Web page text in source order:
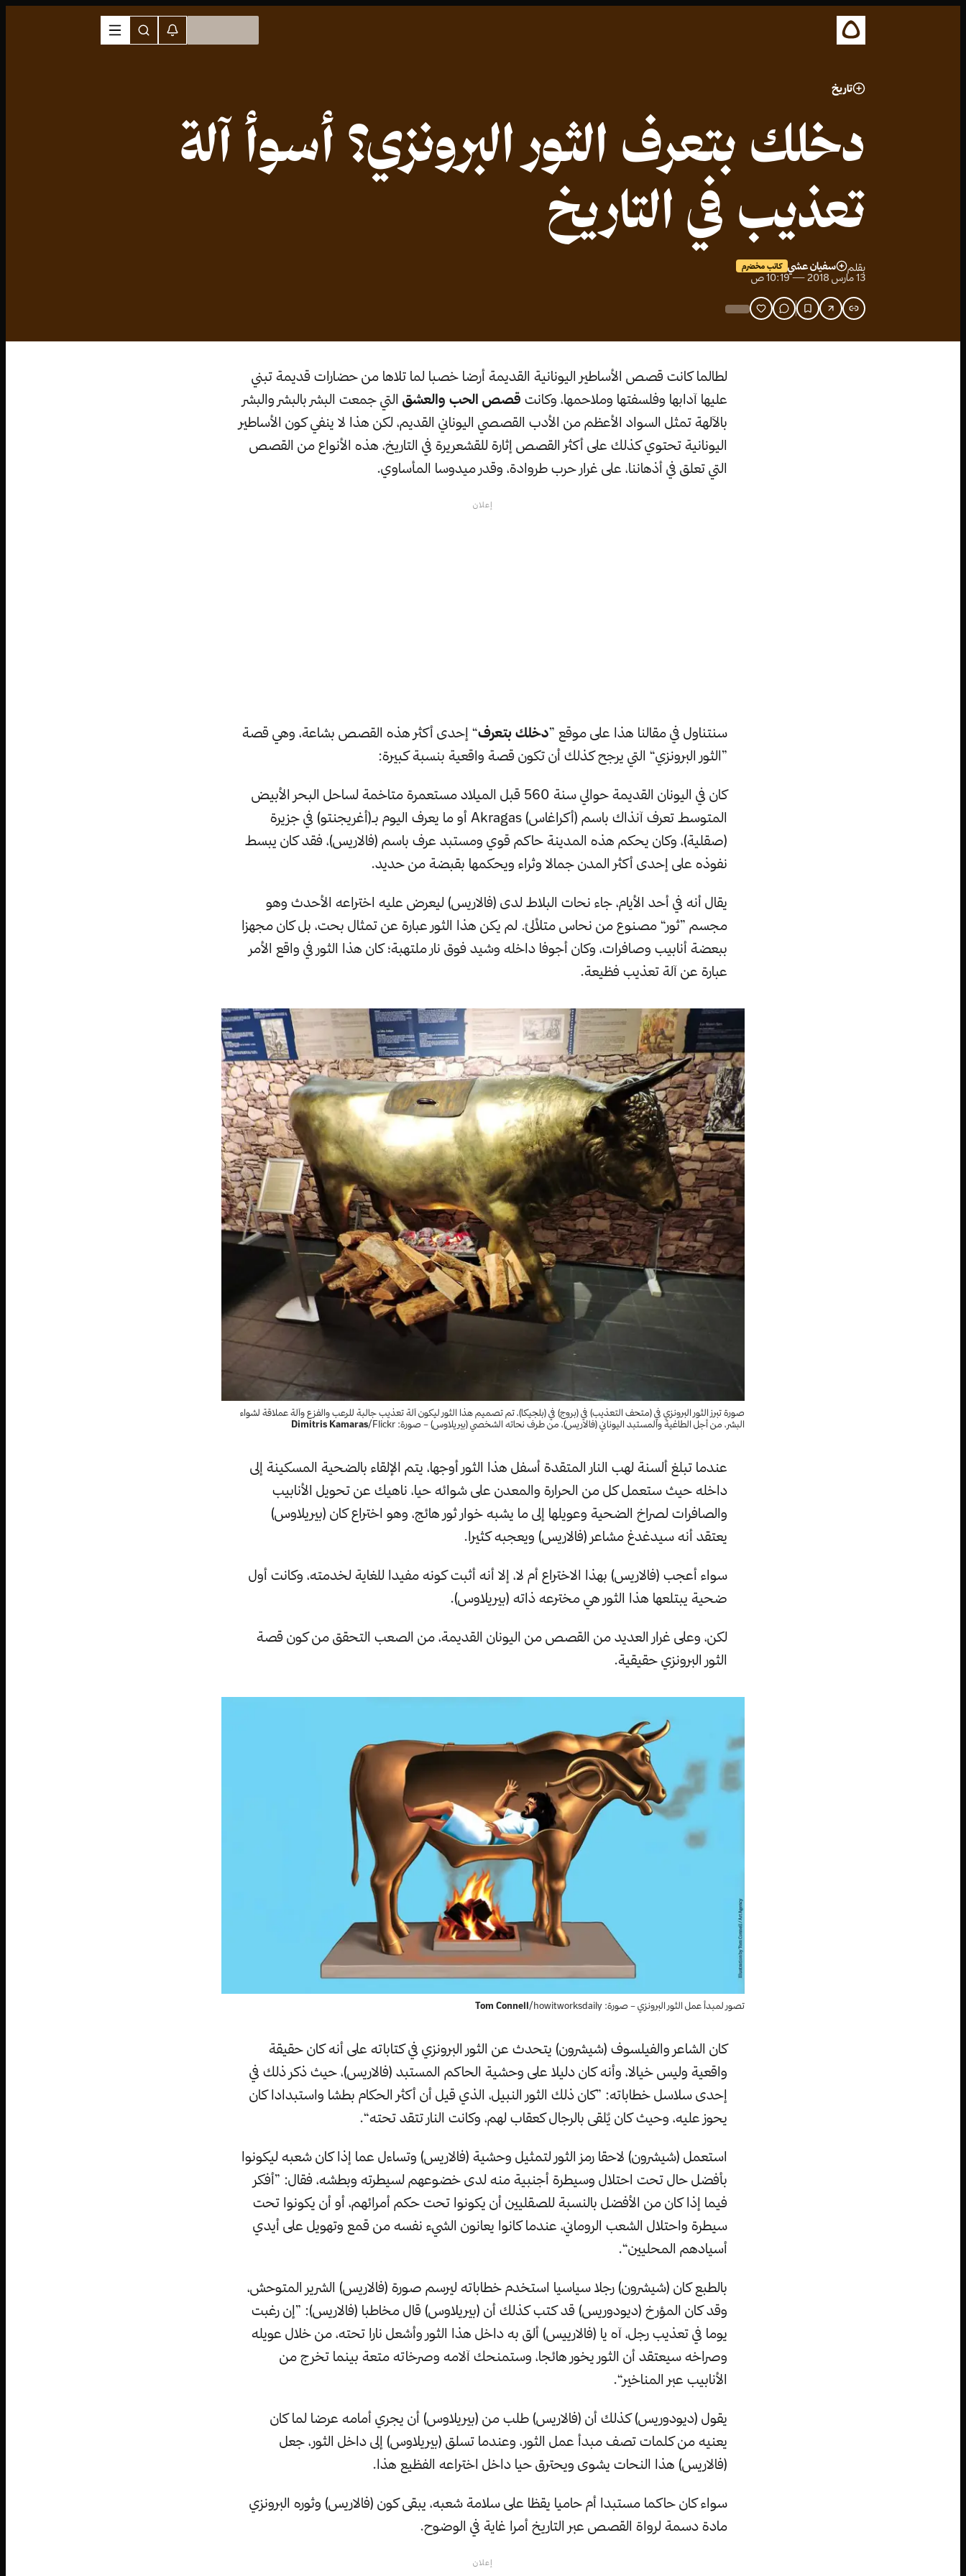
تاريخ
دخلك بتعرف الثور البرونزي؟ أسوأ آلة
تعذيب في التاريخ
بقلم سفيان عشي كاتب مخضرم
13 مارس 2018 — 10:19 ص
لطالما كانت قصص الأساطير اليونانية القديمة أرضا خصبا لما تلاها من حضارات قديمة تبني
عليها آدابها وفلسفتها وملاحمها، وكانت قصص الحب والعشق التي جمعت البشر بالبشر والبشر
بالآلهة تمثل السواد الأعظم من الأدب القصصي اليوناني القديم، لكن هذا لا ينفي كون الأساطير
اليونانية تحتوي كذلك على أكثر القصص إثارة للقشعريرة في التاريخ، هذه الأنواع من القصص
التي تعلق في أذهاننا، على غرار حرب طروادة، وقدر ميدوسا المأساوي.
إعلان
سنتناول في مقالنا هذا على موقع ”دخلك بتعرف“ إحدى أكثر هذه القصص بشاعة، وهي قصة
”الثور البرونزي“ التي يرجح كذلك أن تكون قصة واقعية بنسبة كبيرة:
كان في اليونان القديمة حوالي سنة 560 قبل الميلاد مستعمرة متاخمة لساحل البحر الأبيض
المتوسط تعرف آنذاك باسم (أكراغاس) Akragas أو ما يعرف اليوم بـ(أغريجنتو) في جزيرة
(صقلية)، وكان يحكم هذه المدينة حاكم قوي ومستبد عرف باسم (فالاريس)، فقد كان يبسط
نفوذه على إحدى أكثر المدن جمالا وثراء ويحكمها بقبضة من حديد.
يقال أنه في أحد الأيام، جاء نحات البلاط لدى (فالاريس) ليعرض عليه اختراعه الأحدث وهو
مجسم ”ثور“ مصنوع من نحاس متلألئ. لم يكن هذا الثور عبارة عن تمثال بحت، بل كان مجهزا
ببعضة أنابيب وصافرات، وكان أجوفا داخله وشيد فوق نار ملتهبة؛ كان هذا الثور في واقع الأمر
عبارة عن آلة تعذيب فظيعة.
صورة تبرز الثور البرونزي في (متحف التعذيب) في (بروج) في (بلجيكا)، تم تصميم هذا الثور ليكون آلة تعذيب جالبة للرعب والفزع وآلة عملاقة لشواء
البشر، من أجل الطاغية والمستبد اليوناني (فالاريس)، من طرف نحاته الشخصي (بيريلاوس) – صورة:
Dimitris Kamaras/Flickr
عندما تبلغ ألسنة لهب النار المتقدة أسفل هذا الثور أوجها، يتم الإلقاء بالضحية المسكينة إلى
داخله حيث ستعمل كل من الحرارة والمعدن على شوائه حيا، ناهيك عن تحويل الأنابيب
والصافرات لصراخ الضحية وعويلها إلى ما يشبه خوار ثور هائج، وهو اختراع كان (بيريلاوس)
يعتقد أنه سيدغدغ مشاعر (فالاريس) ويعجبه كثيرا.
سواء أعجب (فالاريس) بهذا الاختراع أم لا، إلا أنه أثبت كونه مفيدا للغاية لخدمته، وكانت أول
ضحية يبتلعها هذا الثور هي مخترعه ذاته (بيريلاوس).
لكن، وعلى غرار العديد من القصص من اليونان القديمة، من الصعب التحقق من كون قصة
الثور البرونزي حقيقية.
تصور لمبدأ عمل الثور البرونزي – صورة: Tom Connell/howitworksdaily
كان الشاعر والفيلسوف (شيشرون) يتحدث عن الثور البرونزي في كتاباته على أنه كان حقيقة
واقعية وليس خيالا، وأنه كان دليلا على وحشية الحاكم المستبد (فالاريس)، حيث ذكر ذلك في
إحدى سلاسل خطاباته: ”كان ذلك الثور النبيل، الذي قيل أن أكثر الحكام بطشا واستبدادا كان
يحوز عليه، وحيث كان يٌلقى بالرجال كعقاب لهم، وكانت النار تتقد تحته“.
استعمل (شيشرون) لاحقا رمز الثور لتمثيل وحشية (فالاريس) وتساءل عما إذا كان شعبه ليكونوا
بأفضل حال تحت احتلال وسيطرة أجنبية منه لدى خضوعهم لسيطرته وبطشه، فقال: ”أفكر
فيما إذا كان من الأفضل بالنسبة للصقليين أن يكونوا تحت حكم أمرائهم، أو أن يكونوا تحت
سيطرة واحتلال الشعب الروماني، عندما كانوا يعانون الشيء نفسه من قمع وتهويل على أيدي
أسيادهم المحليين“.
بالطبع كان (شيشرون) رجلا سياسيا استخدم خطاباته ليرسم صورة (فالاريس) الشرير المتوحش،
وقد كان المؤرخ (ديودوريس) قد كتب كذلك أن (بيريلاوس) قال مخاطبا (فالاريس): ”إن رغبت
يوما في تعذيب رجل، آه يا (فالارييس) ألق به داخل هذا الثور وأشعل نارا تحته، من خلال عويله
وصراخه سيعتقد أن الثور يخور هائجا، وستمنحك آلامه وصرخاته متعة بينما تخرج من
الأنابيب عبر المناخير“.
يقول (ديودوريس) كذلك أن (فالاريس) طلب من (بيريلاوس) أن يجري أمامه عرضا لما كان
يعنيه من كلمات تصف مبدأ عمل الثور، وعندما تسلق (بيريلاوس) إلى داخل الثور، جعل
(فالاريس) هذا النحات يشوى ويحترق حيا داخل اختراعه الفظيع هذا.
سواء كان حاكما مستبدا أم حاميا يقظا على سلامة شعبه، يبقى كون (فالاريس) وثوره البرونزي
مادة دسمة لرواة القصص عبر التاريخ أمرا غاية في الوضوح.
إعلان